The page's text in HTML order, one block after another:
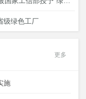
级绿色工厂
更多
施